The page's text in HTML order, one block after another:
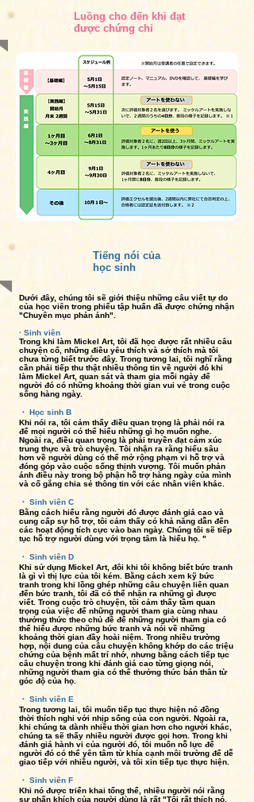
Luồng cho đến khi đạt
được chứng chỉ
Tiếng nói của
học sinh
Dưới đây, chúng tôi sẽ giới thiệu những câu viết tự do
của học viên trong phiếu tập huấn đã được chứng nhận
"Chuyên mục phản ánh".
· Sinh viên
Trong khi làm Mickel Art, tôi đã học được rất nhiều câu
chuyện cổ, những điều yêu thích và sở thích mà tôi
chưa từng biết trước đây. Trong tương lai, tôi nghĩ rằng
cần phải tiếp thu thật nhiều thông tin về người đó khi
làm Mickel Art, quan sát và tham gia mỗi ngày để
người đó có những khoảng thời gian vui vẻ trong cuộc
sống hàng ngày.
・ Học sinh B
Khi nói ra, tôi cảm thấy điều quan trọng là phải nói ra
để mọi người có thể hiểu những gì họ muốn nghe.
Ngoài ra, điều quan trọng là phải truyền đạt cảm xúc
trung thực và trò chuyện. Tôi nhận ra rằng hiểu sâu
hơn về người dùng có thể mở rộng phạm vi hỗ trợ và
đóng góp vào cuộc sống thịnh vượng. Tôi muốn phản
ánh điều này trong bộ phận hỗ trợ hàng ngày của mình
và cố gắng chia sẻ thông tin với các nhân viên khác.
・ Sinh viên C
Bằng cách hiểu rằng người đó được đánh giá cao và
cung cấp sự hỗ trợ, tôi cảm thấy có khả năng dẫn đến
các hoạt động tích cực vào ban ngày. Chúng tôi sẽ tiếp
tục hỗ trợ người dùng với trọng tâm là hiểu họ. "
・ Sinh viên D
Khi sử dụng Mickel Art, đôi khi tôi không biết bức tranh
là gì vì thị lực của tôi kém. Bằng cách xem kỹ bức
tranh trong khi lồng ghép những câu chuyện liên quan
đến bức tranh, tôi đã có thể nhận ra những gì được
viết. Trong cuộc trò chuyện, tôi cảm thấy tầm quan
trọng của việc để những người tham gia cùng nhau
thưởng thức theo chủ đề để những người tham gia có
thể hiểu được những bức tranh và nói về những
khoảng thời gian đầy hoài niệm. Trong nhiều trường
hợp, nội dung của câu chuyện không khớp do các triệu
chứng của bệnh mất trí nhớ, nhưng bằng cách tiếp tục
câu chuyện trong khi đánh giá cao từng giọng nói,
những người tham gia có thể thưởng thức bản thân từ
góc độ của họ.
・ Sinh viên E
Trong tương lai, tôi muốn tiếp tục thực hiện nó đồng
thời thích nghi với nhịp sống của con người. Ngoài ra,
khi chúng ta dành nhiều thời gian hơn cho người khác,
chúng ta sẽ thấy nhiều người được gọi hơn. Trong khi
đánh giá hành vi của người đó, tôi muốn nỗ lực để
người đó có thể yên tâm từ khía cạnh môi trường để dễ
giao tiếp với nhiều người, và tôi xin tiếp tục thực hiện.
・ Sinh viên F
Khi nó được triển khai tổng thể, nhiều người nói rằng
sự phấn khích của người dùng là rất "Tôi rất thích nó,